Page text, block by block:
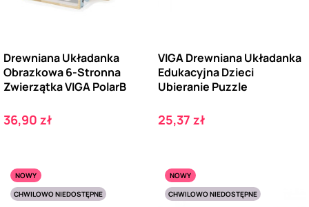
Drewniana Układanka
Obrazkowa 6-Stronna
Zwierzątka VIGA PolarB
Cena
36,90 zł
VIGA Drewniana Układanka
Edukacyjna Dzieci
Ubieranie Puzzle
Cena
25,37 zł
NOWY
CHWILOWO NIEDOSTĘPNE
NOWY
CHWILOWO NIEDOSTĘPNE